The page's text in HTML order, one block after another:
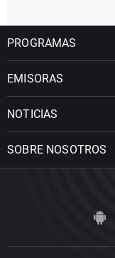
PROGRAMAS
EMISORAS
NOTICIAS
SOBRE NOSOTROS